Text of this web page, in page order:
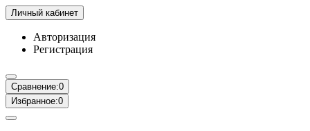
Личный кабинет
Авторизация
Регистрация
Сравнение:0
Избранное:0